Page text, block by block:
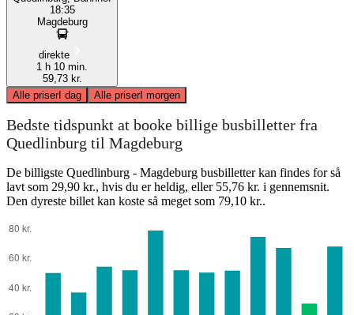
18:35
Magdeburg
direkte
1 h 10 min.
59,73 kr.
Alle priserI dag Alle priserI morgen
Bedste tidspunkt at booke billige busbilletter fra
Quedlinburg til Magdeburg
De billigste Quedlinburg - Magdeburg busbilletter kan findes for så
lavt som 29,90 kr., hvis du er heldig, eller 55,76 kr. i gennemsnit.
Den dyreste billet kan koste så meget som 79,10 kr..